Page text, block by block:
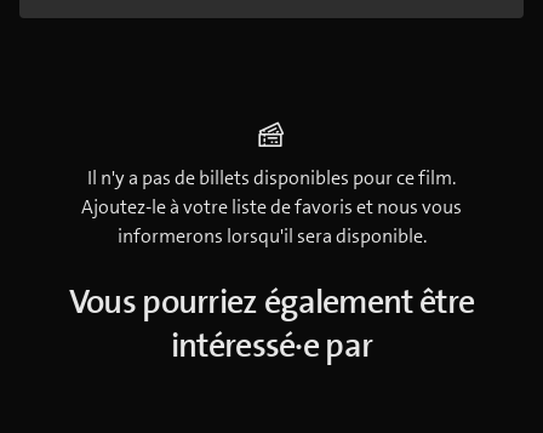
Il n'y a pas de billets disponibles pour ce film.
Ajoutez-le à votre liste de favoris et nous vous
informerons lorsqu'il sera disponible.
Vous pourriez également être
intéressé·e par